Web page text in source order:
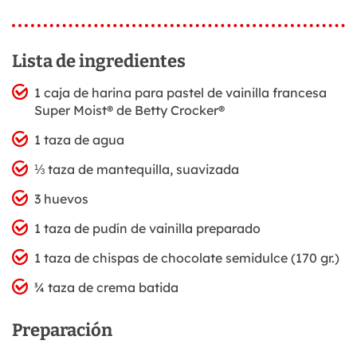
Lista de ingredientes
1 caja de harina para pastel de vainilla francesa
Super Moist® de Betty Crocker®
1 taza de agua
⅓ taza de mantequilla, suavizada
3 huevos
1 taza de pudín de vainilla preparado
1 taza de chispas de chocolate semidulce (170 gr.)
¾ taza de crema batida
Preparación